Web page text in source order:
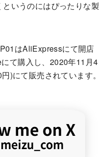
いうのにはぴったりな製
はAliExpressにて開店
て購入し、2020年11月4
)にて販売されています。